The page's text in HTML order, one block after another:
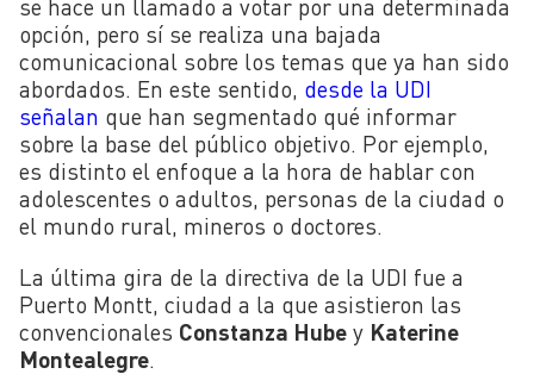
se hace un llamado a votar por una determinada
opción, pero sí se realiza una bajada
comunicacional sobre los temas que ya han sido
abordados. En este sentido, desde la UDI
señalan que han segmentado qué informar
sobre la base del público objetivo. Por ejemplo,
es distinto el enfoque a la hora de hablar con
adolescentes o adultos, personas de la ciudad o
el mundo rural, mineros o doctores.
La última gira de la directiva de la UDI fue a
Puerto Montt, ciudad a la que asistieron las
convencionales Constanza Hube y Katerine
Montealegre